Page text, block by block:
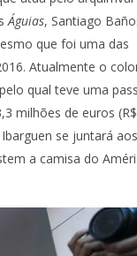
Águias, Santiago
que foi uma das
Atualmente o
qual teve uma
milhões de euros
se juntará aos
a camisa do